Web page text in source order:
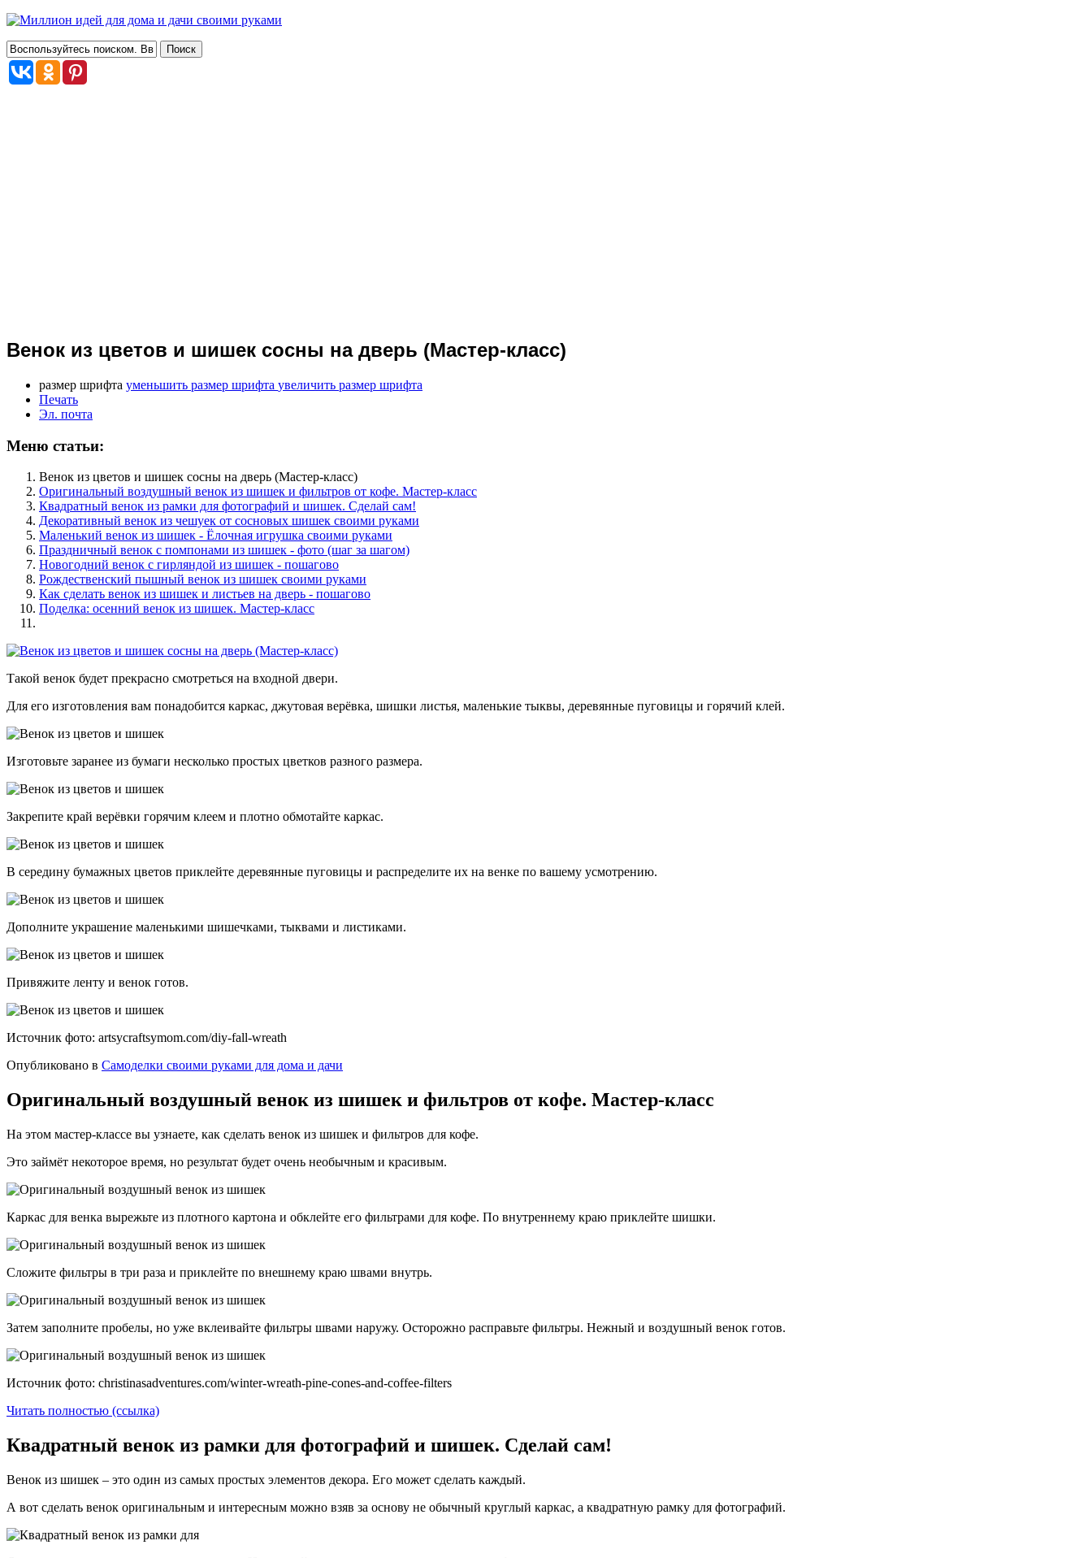
Венок из цветов и шишек сосны на дверь (Мастер-класс)
размер шрифта уменьшить размер шрифта увеличить размер шрифта
Печать
Эл. почта
Меню статьи:
Венок из цветов и шишек сосны на дверь (Мастер-класс)
Оригинальный воздушный венок из шишек и фильтров от кофе. Мастер-класс
Квадратный венок из рамки для фотографий и шишек. Сделай сам!
Декоративный венок из чешуек от сосновых шишек своими руками
Маленький венок из шишек - Ёлочная игрушка своими руками
Праздничный венок с помпонами из шишек - фото (шаг за шагом)
Новогодний венок с гирляндой из шишек - пошагово
Рождественский пышный венок из шишек своими руками
Как сделать венок из шишек и листьев на дверь - пошагово
Поделка: осенний венок из шишек. Мастер-класс
Такой венок будет прекрасно смотреться на входной двери.
Для его изготовления вам понадобится каркас, джутовая верёвка, шишки листья, маленькие тыквы, деревянные пуговицы и горячий клей.
Изготовьте заранее из бумаги несколько простых цветков разного размера.
Закрепите край верёвки горячим клеем и плотно обмотайте каркас.
В середину бумажных цветов приклейте деревянные пуговицы и распределите их на венке по вашему усмотрению.
Дополните украшение маленькими шишечками, тыквами и листиками.
Привяжите ленту и венок готов.
Источник фото: artsycraftsymom.com/diy-fall-wreath
Опубликовано в Самоделки своими руками для дома и дачи
Оригинальный воздушный венок из шишек и фильтров от кофе. Мастер-класс
На этом мастер-классе вы узнаете, как сделать венок из шишек и фильтров для кофе.
Это займёт некоторое время, но результат будет очень необычным и красивым.
Каркас для венка вырежьте из плотного картона и обклейте его фильтрами для кофе. По внутреннему краю приклейте шишки.
Сложите фильтры в три раза и приклейте по внешнему краю швами внутрь.
Затем заполните пробелы, но уже вклеивайте фильтры швами наружу. Осторожно расправьте фильтры. Нежный и воздушный венок готов.
Источник фото: christinasadventures.com/winter-wreath-pine-cones-and-coffee-filters
Читать полностью (ссылка)
Квадратный венок из рамки для фотографий и шишек. Сделай сам!
Венок из шишек – это один из самых простых элементов декора. Его может сделать каждый.
А вот сделать венок оригинальным и интересным можно взяв за основу не обычный круглый каркас, а квадратную рамку для фотографий.